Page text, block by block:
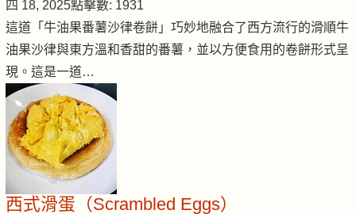
四 18, 2025點擊數: 1931
這道「牛油果番薯沙律卷餅」巧妙地融合了西方流行的滑順牛
油果沙律與東方溫和香甜的番薯，並以方便食用的卷餅形式呈
現。這是一道…
西式滑蛋（Scrambled Eggs）